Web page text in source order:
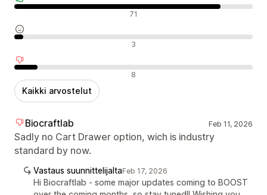
Positiiviset arvostelut 71
Neutraalit arvostelut 3
Negatiiviset arvostelut 8
Kaikki arvostelut
Biocraftlab Feb 11, 2026
Sadly no Cart Drawer option, wich is industry
standard by now.
Vastaus suunnittelijaltaFeb 17, 2026
Hi Biocraftlab - some major updates coming to BOOST